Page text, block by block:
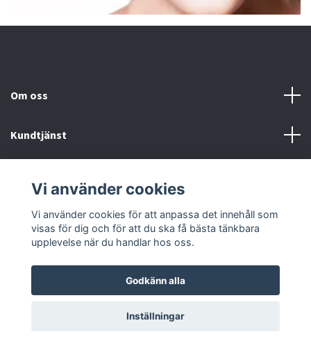
Om oss
Kundtjänst
Sociala medier
© 2026 Onstyle
Vi använder cookies
Vi använder cookies för att anpassa det innehåll som
visas för dig och för att du ska få bästa tänkbara
upplevelse när du handlar hos oss.
Godkänn alla
Inställningar